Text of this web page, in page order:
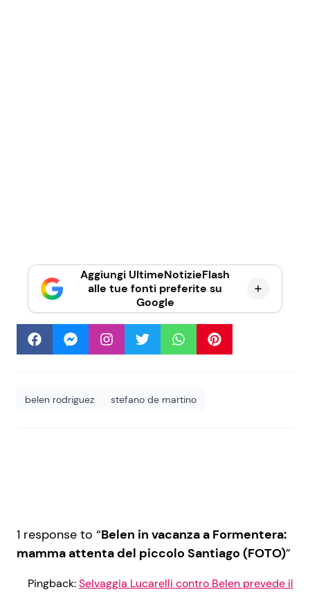
Aggiungi UltimeNotizieFlash
alle tue fonti preferite su
Google
belen rodriguez stefano de martino
1 response to “Belen in vacanza a Formentera:
mamma attenta del piccolo Santiago (FOTO)”
Pingback:Selvaggia Lucarelli contro Belen prevede il